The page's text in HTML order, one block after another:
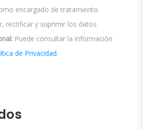
encargado de tratamiento.
rectificar y suprimir los datos.
Puede consultar la información
de Privacidad.